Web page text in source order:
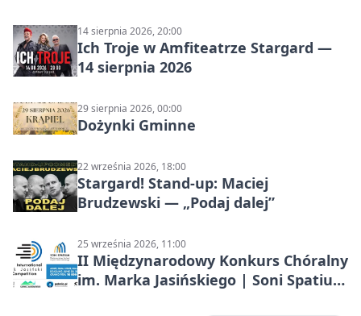
14 sierpnia 2026, 20:00
Ich Troje w Amfiteatrze Stargard —
14 sierpnia 2026
29 sierpnia 2026, 00:00
Dożynki Gminne
22 września 2026, 18:00
Stargard! Stand-up: Maciej
Brudzewski — „Podaj dalej”
25 września 2026, 11:00
II Międzynarodowy Konkurs Chóralny
im. Marka Jasińskiego | Soni Spatium